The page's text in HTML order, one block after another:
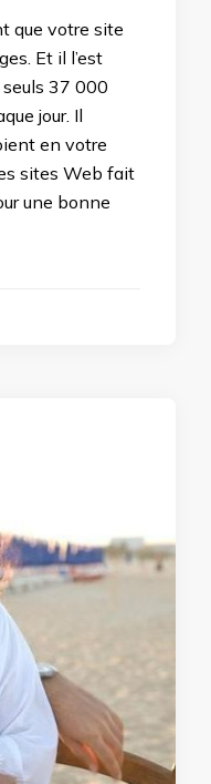
que votre site
Et il l’est
37 000
jour. Il
en votre
sites Web fait
une bonne